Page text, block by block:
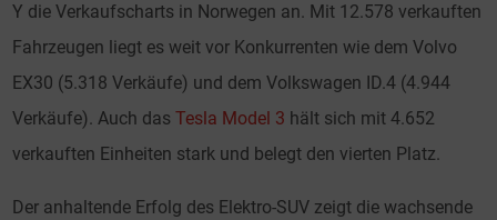
Y die Verkaufscharts in Norwegen an. Mit 12.578 verkauften
Fahrzeugen liegt es weit vor Konkurrenten wie dem Volvo
EX30 (5.318 Verkäufe) und dem Volkswagen ID.4 (4.944
Verkäufe). Auch dasTesla M odel 3 hält sich mit 4.652
verkauften Einheiten stark und belegt den vierten Platz.
Der anhaltende Erfolg des Elektro-SUV zeigt die wachsende